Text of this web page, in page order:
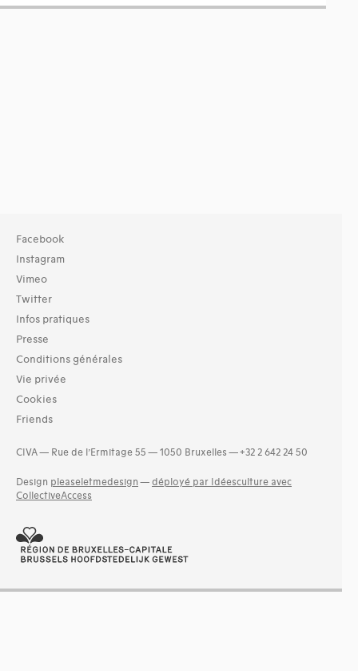
Facebook
Instagram
Vimeo
Twitter
Infos pratiques
Presse
Conditions générales
Vie privée
Cookies
Friends
CIVA — Rue de l’Ermitage 55 — 1050 Bruxelles — +32 2 642 24 50
Design pleaseletmedesign — déployé par Idéesculture avec
CollectiveAccess